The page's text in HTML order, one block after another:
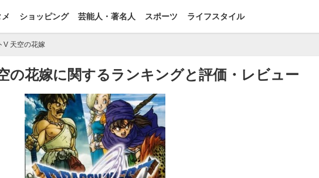
ショッピング 芸能人・著名人 スポーツ ライフスタイル
V 天空の花嫁
の花嫁に関するランキングと評価・レビュー